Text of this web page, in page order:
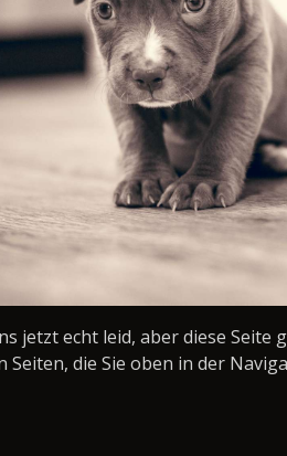
jetzt echt leid, aber diese Seite
Seiten, die Sie oben in der